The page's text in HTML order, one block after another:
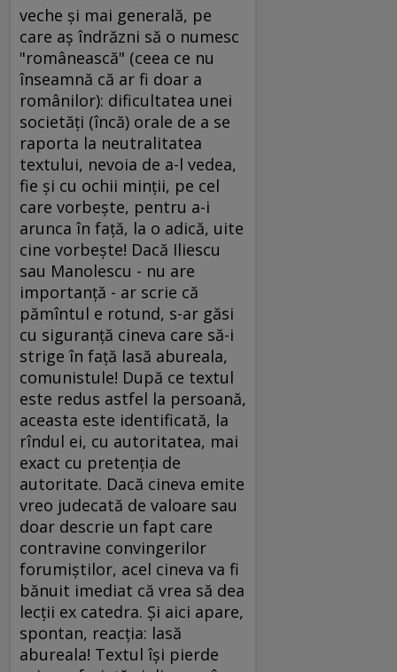
veche şi mai generală, pe
care aş îndrăzni să o numesc
"românească" (ceea ce nu
înseamnă că ar fi doar a
românilor): dificultatea unei
societăţi (încă) orale de a se
raporta la neutralitatea
textului, nevoia de a-l vedea,
fie şi cu ochii minţii, pe cel
care vorbeşte, pentru a-i
arunca în faţă, la o adică, uite
cine vorbeşte! Dacă Iliescu
sau Manolescu - nu are
importanţă - ar scrie că
pămîntul e rotund, s-ar găsi
cu siguranţă cineva care să-i
strige în faţă lasă abureala,
comunistule! După ce textul
este redus astfel la persoană,
aceasta este identificată, la
rîndul ei, cu autoritatea, mai
exact cu pretenţia de
autoritate. Dacă cineva emite
vreo judecată de valoare sau
doar descrie un fapt care
contravine convingerilor
forumiştilor, acel cineva va fi
bănuit imediat că vrea să dea
lecţii ex catedra. Şi aici apare,
spontan, reacţia: lasă
abureala! Textul îşi pierde